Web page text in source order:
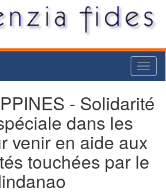
- Solidarité
dans les
venir en aide aux
touchées par le